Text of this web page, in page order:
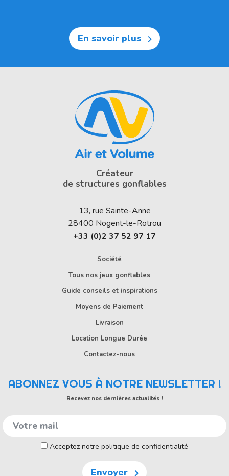
En savoir plus 
Créateur
de structures gonflables
13, rue Sainte-Anne
28400 Nogent-le-Rotrou
+33 (0)2 37 52 97 17
Société
Tous nos jeux gonflables
Guide conseils et inspirations
Moyens de Paiement
Livraison
Location Longue Durée
Contactez-nous
ABONNEZ VOUS À NOTRE NEWSLETTER !
Recevez nos dernières actualités !
Acceptez notre politique de confidentialité
Envoyer